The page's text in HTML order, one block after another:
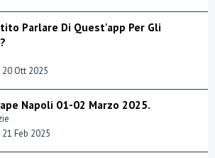
Parlare Di Quest'app Per Gli
20 Ott 2025
Napoli 01-02 Marzo 2025.
21 Feb 2025